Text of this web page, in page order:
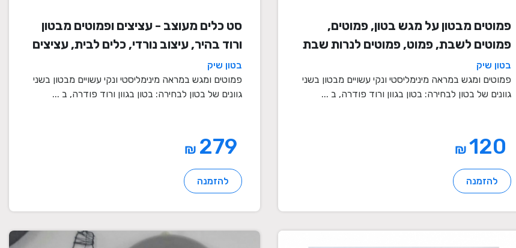
פמוטים מבטון על מגש בטון, פמוטים,
פמוטים לשבת, פמוט, פמוטים לנרות שבת
בטון שיק
פמוטים ומגש במראה מינימליסטי ונקי עשויים מבטון בשני
גוונים של בטון לבחירה: בטון בגוון ורוד פודרה, ב ...
₪
להזמנה
סט כלים מעוצב - עציצים ופמוטים מבטון
ורוד בהיר, עיצוב נורדי, כלים לבית, עציצים
מעוצבים, עציצי בטון, פמוטים לשבת,
עציצים מבטון, מתנה לבית
בטון שיק
פמוטים ומגש במראה מינימליסטי ונקי עשויים מבטון בשני
גוונים של בטון לבחירה: בטון בגוון ורוד פודרה, ב ...
₪
להזמנה